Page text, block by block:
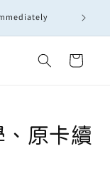
Cart
原卡續